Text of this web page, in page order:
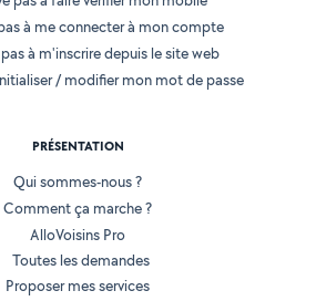
à me connecter à mon compte
à m'inscrire depuis le site web
/ modifier mon mot de passe
PRÉSENTATION
Qui sommes-nous ?
Comment ça marche ?
AlloVoisins Pro
Toutes les demandes
Proposer mes services